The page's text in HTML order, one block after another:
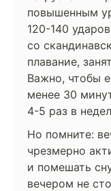
повышенным
120-140
со
плавание,
Важно, чтобы
менее 30
4-5 раз в
Но помните:
чрезмерно
и помешать
вечером не